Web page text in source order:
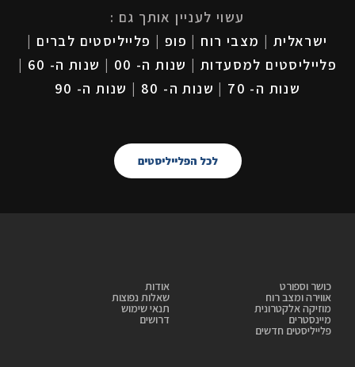
עשוי לעניין אותך גם :
ישראלית | מצבי רוח | פופ | פלייליסטים לברים |
פלייליסטים למסעדות| שנות ה- 00 | שנות ה- 60
|
שנות ה- 70
| שנות ה- 80 | שנות ה- 90
לכל הפלייליסטים
כושר וספורט
אווירה ומצב רוח
מוזיקה אלקטרונית
מיינסטרים
פלייליסטים חדשים
אודות
שאלות נפוצות
תנאי שימוש
דרושים